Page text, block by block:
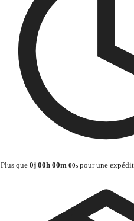
Plus que 0j 00h 00m 00s pour une